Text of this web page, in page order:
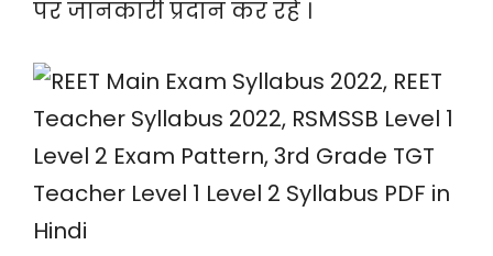
पर जानकारी प्रदान कर रहे ।